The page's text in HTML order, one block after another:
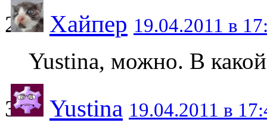
Хайпер 19.04.2011 в
Yustina, можно. В какой
Yustina 19.04.2011 в